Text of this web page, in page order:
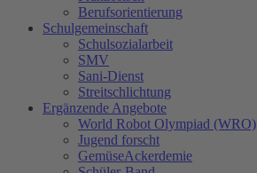
Berufsorientierung
Schulgemeinschaft
Schulsozialarbeit
SMV
Sani-Dienst
Streitschlichtung
Ergänzende Angebote
World Robot Olympiad (WRO)
Jugend forscht
GemüseAckerdemie